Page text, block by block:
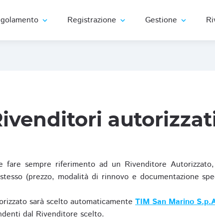
expand_more Registrazione expand_more Gestione expand_more
sempre riferimento ad un Rivenditore
(prezzo, modalità di rinnovo e documentazione
sarà scelto automaticamente TIM San Marino
dal Rivenditore scelto.